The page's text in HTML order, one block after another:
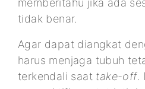
memberitahu jika ada
tidak benar.
Agar dapat diangkat
harus menjaga tubuh
terkendali saat take-off.